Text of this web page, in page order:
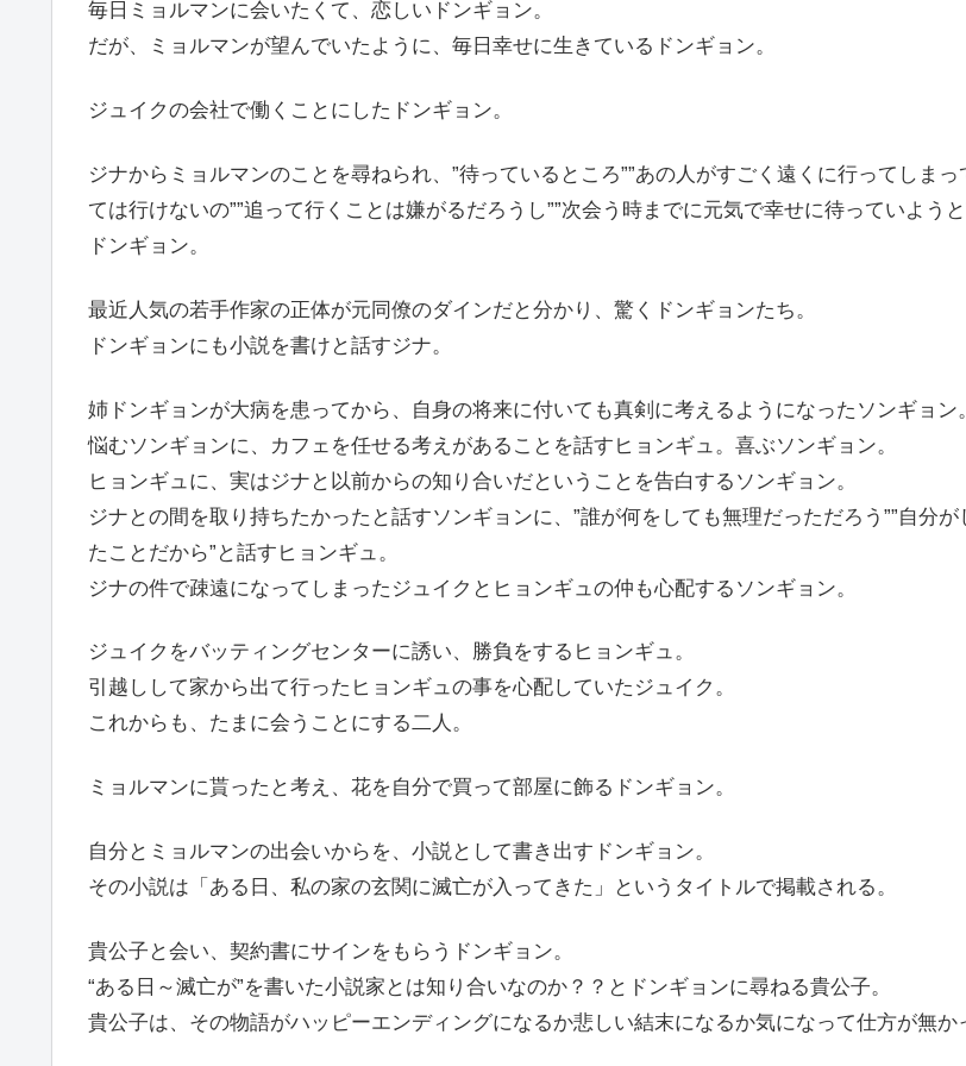
毎日ミョルマンに会いたくて、恋しいドンギョン。
だが、ミョルマンが望んでいたように、毎日幸せに生きているドンギョン。
ジュイクの会社で働くことにしたドンギョン。
ジナからミョルマンのことを尋ねられ、”待っているところ””あの人がすごく遠くに行ってしまっ
ては行けないの””追って行くことは嫌がるだろうし””次会う時までに元気で幸せに待っていよう
ドンギョン。
最近人気の若手作家の正体が元同僚のダインだと分かり、驚くドンギョンたち。
ドンギョンにも小説を書けと話すジナ。
姉ドンギョンが大病を患ってから、自身の将来に付いても真剣に考えるようになったソンギョン。
悩むソンギョンに、カフェを任せる考えがあることを話すヒョンギュ。喜ぶソンギョン。
ヒョンギュに、実はジナと以前からの知り合いだということを告白するソンギョン。
ジナとの間を取り持ちたかったと話すソンギョンに、”誰が何をしても無理だっただろう””自分が
たことだから”と話すヒョンギュ。
ジナの件で疎遠になってしまったジュイクとヒョンギュの仲も心配するソンギョン。
ジュイクをバッティングセンターに誘い、勝負をするヒョンギュ。
引越しして家から出て行ったヒョンギュの事を心配していたジュイク。
これからも、たまに会うことにする二人。
ミョルマンに貰ったと考え、花を自分で買って部屋に飾るドンギョン。
自分とミョルマンの出会いからを、小説として書き出すドンギョン。
その小説は「ある日、私の家の玄関に滅亡が入ってきた」というタイトルで掲載される。
貴公子と会い、契約書にサインをもらうドンギョン。
“ある日～滅亡が”を書いた小説家とは知り合いなのか？？とドンギョンに尋ねる貴公子。
貴公子は、その物語がハッピーエンディングになるか悲しい結末になるか気になって仕方が無か